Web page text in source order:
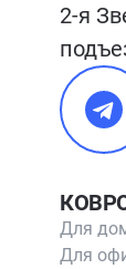
2-я
Для
Для